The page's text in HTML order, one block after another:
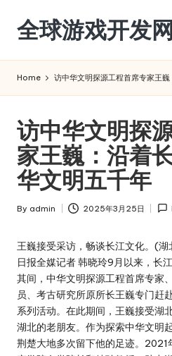
Skip
content
全球游戏开发网
Home 访中华文明探源工程首席专家王
访中华文明探
家王巍：沿着
华文明五千年
Posted
By admin 2025年3月25日
王巍接受采访，畅谈长江文化。(
日报全媒记者 韩晓玲9月以来，长
其间，中华文明探源工程首席专家
员、考古研究所原所长王巍专门赶
系列活动。在此期间，王巍接受湖
湖北的老朋友。作为探索中华文明
荆楚大地多次留下他的足迹。